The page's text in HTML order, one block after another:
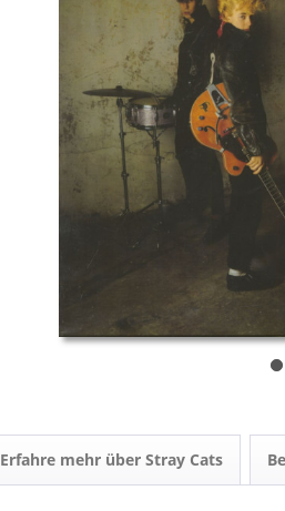
Erfahre mehr über Stray Cats